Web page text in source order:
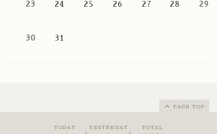
23 24 25 26 27 28 29
30 31
PAGE TOP
TODAY YESTERDAY TOTAL